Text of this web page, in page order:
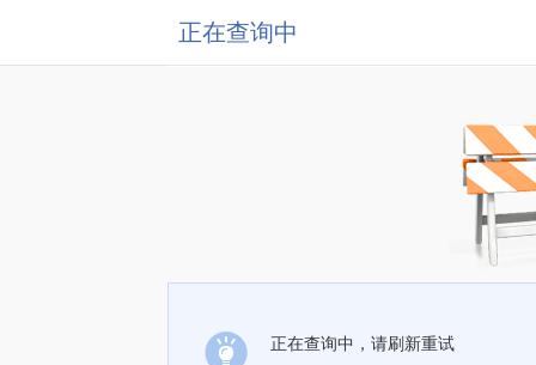
正在查询中
正在查询中，请刷新重试